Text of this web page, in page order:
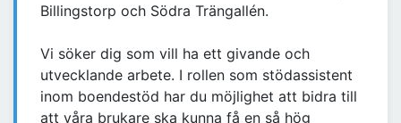
Billingstorp och Södra Trängallén.
Vi söker dig som vill ha ett givande och
utvecklande arbete. I rollen som stödassistent
inom boendestöd har du möjlighet att bidra till
att våra brukare ska kunna få en så hög